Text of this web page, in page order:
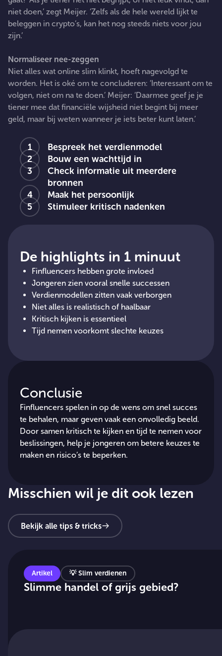
niet doen,’ zegt Meijer. ‘Zelfs als de hele wereld lijkt te
beleggen in crypto’s, kan het nog steeds niets voor jou
zijn.’
Normaliseer nee-zeggen
Niet alles wat online slim klinkt, hoeft nagevolgd te
worden. Het is oké om te concluderen: ‘Interessant om te
volgen, niet om na te doen.’ Meijer: ‘Daarmee geef je je
tiener mee dat financiële wijsheid niet begint bij meer
geld, maar bij weten wanneer je iets beter kunt laten.’
Bespreek het verdienmodel
Bouw een wachttijd in
Check informatie uit meerdere
bronnen
Maak het persoonlijk
Stimuleer kritisch nadenken
De highlights in 1 minuut
Finfluencers hebben grote invloed
Jongeren zien vooral snelle successen
Verdienmodellen zitten vaak verborgen
Niet alles is realistisch of haalbaar
Kritisch kijken is essentieel
Tijd nemen voorkomt slechte keuzes
Conclusie
Finfluencers spelen in op de wens om snel succes
te behalen, maar geven vaak een onvolledig beeld.
Door samen kritisch te kijken en tijd te nemen voor
beslissingen, help je jongeren om betere keuzes te
maken en risico’s te beperken.
Misschien wil je dit ook lezen
Bekijk alle tips & tricks
Artikel 💡 Slim verdienen
Slimme handel of grijs gebied?